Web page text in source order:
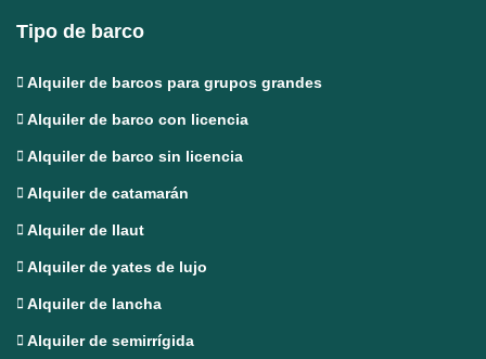
Tipo de barco
Alquiler de barcos para grupos grandes
Alquiler de barco con licencia
Alquiler de barco sin licencia
Alquiler de catamarán
Alquiler de llaut
Alquiler de yates de lujo
Alquiler de lancha
Alquiler de semirrígida